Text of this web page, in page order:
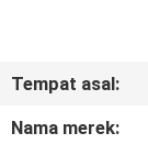
TENTANG
Tempat asal:
Nama merek: